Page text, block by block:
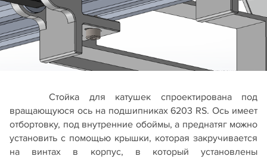
Стойка для катушек спроектирована под
вращающуюся ось на подшипниках 6203 RS. Ось имеет
отбортовку, под внутренние обоймы, а преднатяг можно
установить с помощью крышки, которая закручивается
на винтах в корпус, в который установлены